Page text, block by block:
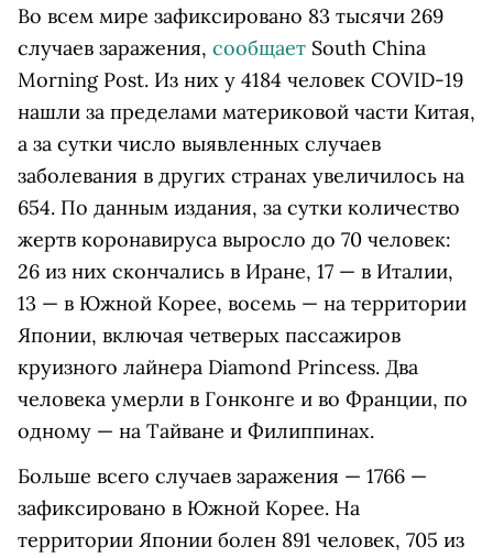
Во всем мире зафиксировано 83 тысячи 269
случаев заражения, сообщает South China
Morning Post. Из них у 4184 человек COVID-19
нашли за пределами материковой части Китая,
а за сутки число выявленных случаев
заболевания в других странах увеличилось на
654. По данным издания, за сутки количество
жертв коронавируса выросло до 70 человек:
26 из них скончались в Иране, 17 — в Италии,
13 — в Южной Корее, восемь — на территории
Японии, включая четверых пассажиров
круизного лайнера Diamond Princess. Два
человека умерли в Гонконге и во Франции, по
одному — на Тайване и Филиппинах.
Больше всего случаев заражения — 1766 —
зафиксировано в Южной Корее. На
территории Японии болен 891 человек, 705 из